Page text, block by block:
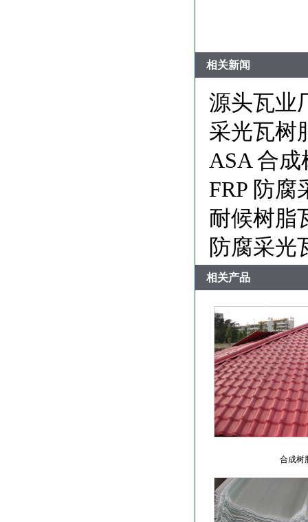
相关新闻
源头瓦业
采光瓦树
ASA 合
FRP 防
耐候树脂
防腐采光
相关产品
合成树